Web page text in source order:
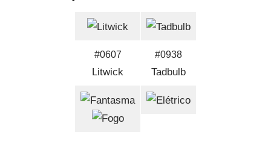
#0607
Litwick
#0938
Tadbulb